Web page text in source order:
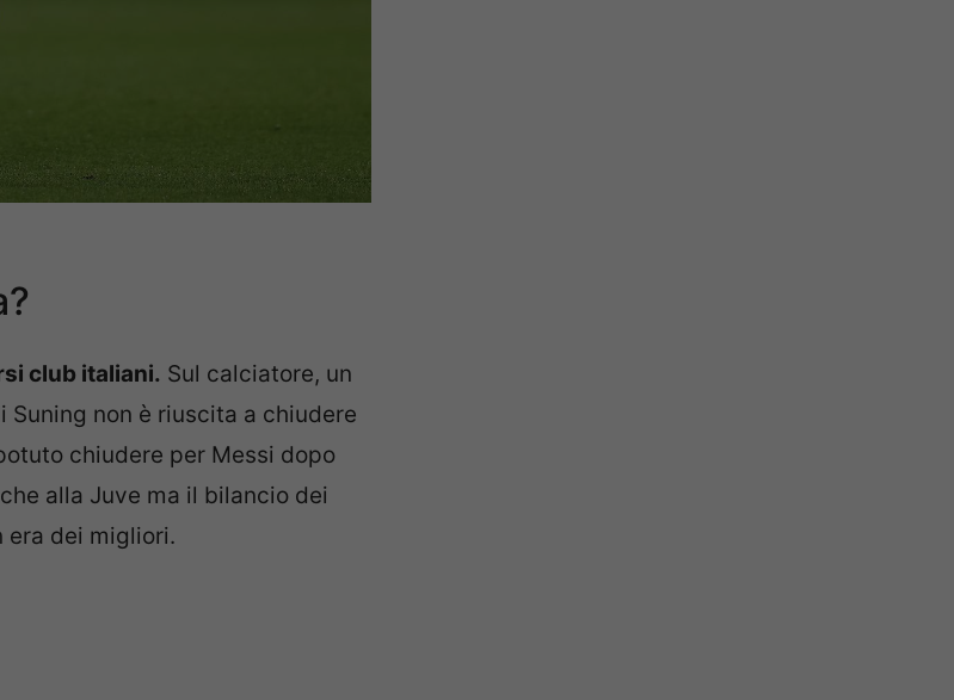
club italiani. Sul calciatore, un
Suning non è riuscita a chiudere
chiudere per Messi dopo
alla Juve ma il bilancio dei
era dei migliori.